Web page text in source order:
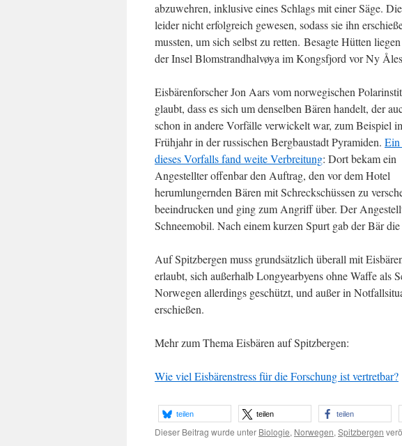
abzuwehren, inklusive eines Schlags mit einer Säge.
leider nicht erfolgreich gewesen, sodass sie ihn
mussten, um sich selbst zu retten. Besagte Hütten
der Insel Blomstrandhalvøya im Kongsfjord vor Ny
Eisbärenforscher Jon Aars vom norwegischen
glaubt, dass es sich um denselben Bären handelt, der
schon in andere Vorfälle verwickelt war, zum Beispiel
Frühjahr in der russischen Bergbaustadt Pyramiden.
dieses Vorfalls fand weite Verbreitung: Dort bekam ein
Angestellter offenbar den Auftrag, den vor dem Hotel
herumlungernden Bären mit Schreckschüssen zu
beeindrucken und ging zum Angriff über. Der
Schneemobil. Nach einem kurzen Spurt gab der Bär
Auf Spitzbergen muss grundsätzlich überall mit
erlaubt, sich außerhalb Longyearbyens ohne Waffe als
Norwegen allerdings geschützt, und außer in
erschießen.
Mehr zum Thema Eisbären auf Spitzbergen:
Wie viel Eisbärenstress für die Forschung ist vertretbar?
teilen teilen teilen
Dieser Beitrag wurde unter Biologie, Norwegen, Spitzbergen